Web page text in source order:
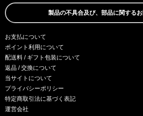
製品の不具合及び、部品に関する
お支払について
ポイント利用について
配送料 / ギフト包装について
返品 / 交換について
当サイトについて
プライバシーポリシー
特定商取引法に基づく表記
運営会社